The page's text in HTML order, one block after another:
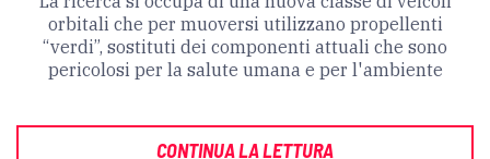
orbitali che per muoversi utilizzano propellenti
“verdi”, sostituti dei componenti attuali che sono
pericolosi per la salute umana e per l'ambiente
CONTINUA LA LETTURA